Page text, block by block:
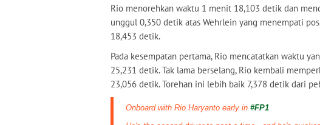
Rio menorehkan waktu 1 menit 18,103 detik dan
unggul 0,350 detik atas Wehrlein yang menempati
18,453 detik.
Pada kesempatan pertama, Rio mencatatkan waktu
25,231 detik. Tak lama berselang, Rio kembali
23,056 detik. Torehan ini lebih baik 7,378 detik dari
Onboard with Rio Haryanto early in #FP1